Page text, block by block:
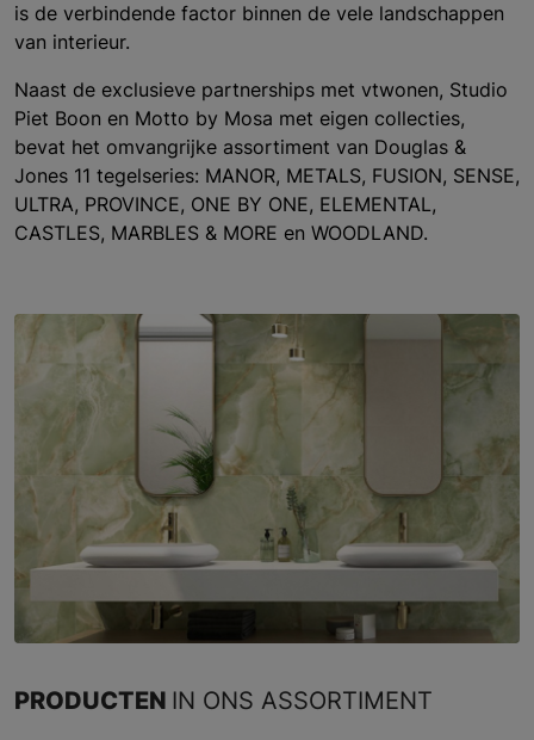
is de verbindende factor binnen de vele landschappen
van interieur.
Naast de exclusieve partnerships met vtwonen, Studio
Piet Boon en Motto by Mosa met eigen collecties,
bevat het omvangrijke assortiment van Douglas &
Jones 11 tegelseries: MANOR, METALS, FUSION, SENSE,
ULTRA, PROVINCE, ONE BY ONE, ELEMENTAL,
CASTLES, MARBLES & MORE en WOODLAND.
PRODUCTEN IN ONS ASSORTIMENT